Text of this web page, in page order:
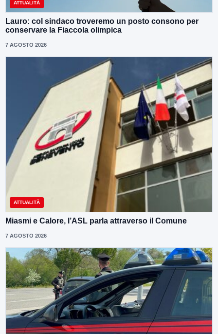
ATTUALITÀ
Lauro: col sindaco troveremo un posto consono per
conservare la Fiaccola olimpica
7 AGOSTO 2026
ATTUALITÀ
Miasmi e Calore, l’ASL parla attraverso il Comune
7 AGOSTO 2026